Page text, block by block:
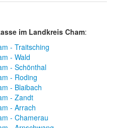
im Landkreis Cham:
- Traitsching
- Wald
- Schönthal
- Roding
- Blaibach
- Zandt
- Arrach
- Chamerau